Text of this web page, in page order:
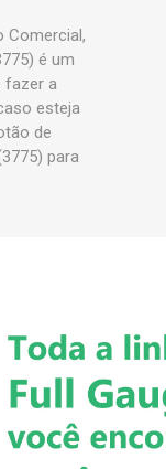
Comercial,
é um
fazer a
esteja
de
para